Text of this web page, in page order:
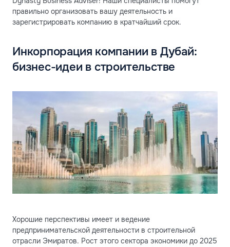
правильно организовать вашу деятельность и
зарегистрировать компанию в кратчайший срок.
Инкорпорация компании в Дубай:
бизнес-идеи в строительстве
Хорошие перспективы имеет и ведение
предпринимательской деятельности в строительной
отрасли Эмиратов. Рост этого сектора экономики до 2025